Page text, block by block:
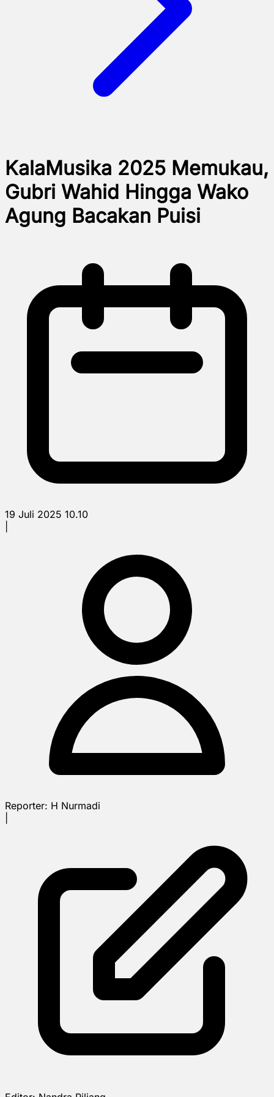
KalaMusika 2025 Memukau,
Gubri Wahid Hingga Wako
Agung Bacakan Puisi
19 Juli 2025 10.10
Reporter: H Nurmadi